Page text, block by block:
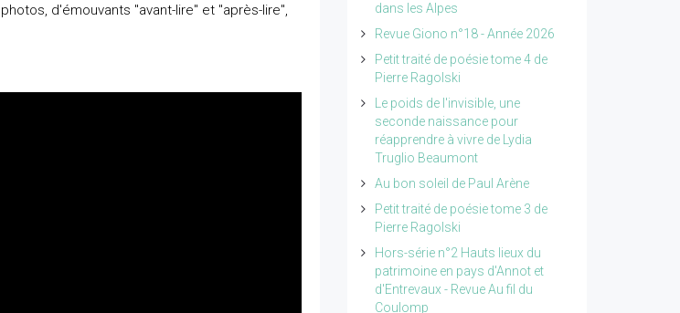
d'émouvants "avant-lire" et "après-lire",
dans les Alpes
Revue Giono n°18 - Année 2026
Petit traité de poésie tome 4 de
Pierre Ragolski
Le poids de l'invisible, une
seconde naissance pour
réapprendre à vivre de Lydia
Truglio Beaumont
Au bon soleil de Paul Arène
Petit traité de poésie tome 3 de
Pierre Ragolski
Hors-série n°2 Hauts lieux du
patrimoine en pays d'Annot et
d'Entrevaux - Revue Au fil du
Coulomp